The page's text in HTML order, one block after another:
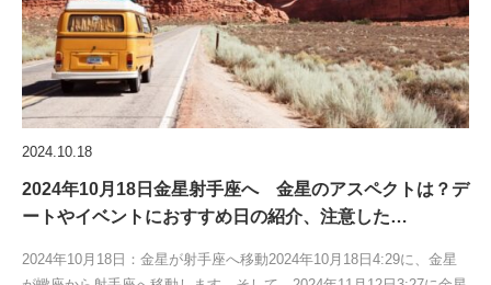
2024.10.18
2024年10月18日金星射手座へ 金星のアスペクトは？デ
ートやイベントにおすすめ日の紹介、注意した…
2024年10月18日：金星が射手座へ移動2024年10月18日4:29に、金星